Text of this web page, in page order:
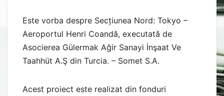
Este vorba despre Secțiunea Nord: Tokyo –
Aeroportul Henri Coandă, executată de
Asocierea Gülermak Ağir Sanayi İnşaat Ve
Taahhüt A.Ş din Turcia. – Somet S.А.
Acest proiect este realizat din fonduri